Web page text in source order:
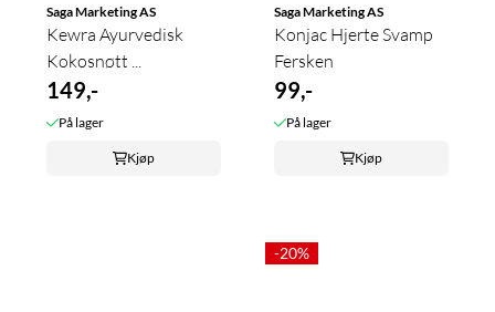
Saga Marketing AS
Kewra Ayurvedisk
Kokosnøtt ...
149,-
På lager
Kjøp
Saga Marketing AS
Konjac Hjerte Svamp
Fersken
99,-
På lager
Kjøp
-20%